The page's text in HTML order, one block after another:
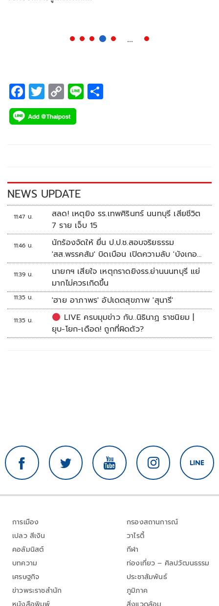
...
F
ac
e
k
T
wi
tt
C
o
p
k
Li
NEWS UPDATE
11:47 น.
สลด! เหตุยิง รร.เทพศิรินทร์ นนทบุรี เสียชีวิต
7 ราย เจ็บ 15
11:46 น.
นักร้องจัดให้ ยื่น ป.ป.ช.สอบจริยธรรม
'สส.พรรคส้ม' บิดเบือน เปิดความลับ 'บังเกอร์
ทหาร'
11:39 น.
นายกฯ เสียใจ เหตุกราดยิงรร.ย่านนนทบุรี แย่
มากไม่ควรเกิดขึ้น
11:35 น. 'ฮาย อาภาพร' อัปเดตสุขภาพ 'สุนารี'
11:35 น.
LIVE ครบมุมข่าว กับ..นิธินาฏ ราชนิยม |
ยุบ-โยก-เดือด! ถูกที่ผิดตัว?
การเมือง
เปลว สีเงิน
คอลัมนิสต์
บทความ
เศรษฐกิจ
ข่าวพระราชสำนัก
กรองสถานการณ์
วาไรตี้
กีฬา
ท่องเที่ยว – ศิลปวัฒนธรรม
ประชาสัมพันธ์
ภูมิภาค